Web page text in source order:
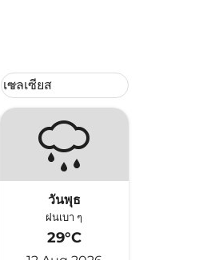
Weather unit option เซลเซียส
เซลเซียส
keyboard_arrow_down
วันพุธ
ฝนเบา ๆ
29°C